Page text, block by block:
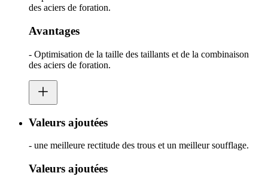
des aciers de foration.
Avantages
- Optimisation de la taille des taillants et de la combinaison
des aciers de foration.
Valeurs ajoutées
- une meilleure rectitude des trous et un meilleur soufflage.
Valeurs ajoutées